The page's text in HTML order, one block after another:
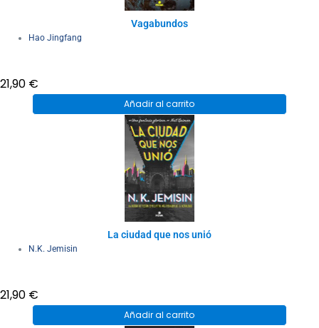
Vagabundos
Hao Jingfang
21,90 €
Añadir al carrito
La ciudad que nos unió
N.K. Jemisin
21,90 €
Añadir al carrito